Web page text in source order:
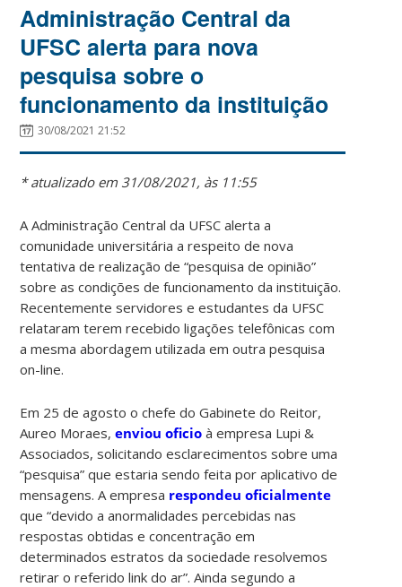
Administração Central da
UFSC alerta para nova
pesquisa sobre o
funcionamento da instituição
30/08/2021 21:52
* atualizado em 31/08/2021, às 11:55
A Administração Central da UFSC alerta a
comunidade universitária a respeito de nova
tentativa de realização de “pesquisa de opinião”
sobre as condições de funcionamento da instituição.
Recentemente servidores e estudantes da UFSC
relataram terem recebido ligações telefônicas com
a mesma abordagem utilizada em outra pesquisa
on-line.
Em 25 de agosto o chefe do Gabinete do Reitor,
Aureo Moraes,enviou oficio à empresa Lupi &
Associados, solicitando esclarecimentos sobre uma
“pesquisa” que estaria sendo feita por aplicativo de
mensagens. A empresa respondeu oficialmente
que “devido a anormalidades percebidas nas
respostas obtidas e concentração em
determinados estratos da sociedade resolvemos
retirar o referido link do ar”. Ainda segundo a